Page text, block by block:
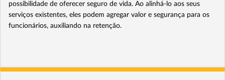
possibilidade de oferecer seguro de vida. Ao alinhá-lo aos seus
serviços existentes, eles podem agregar valor e segurança para os
funcionários, auxiliando na retenção.